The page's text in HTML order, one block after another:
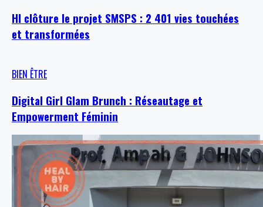
HI clôture le projet SMSPS : 2 401 vies touchées
et transformées
BIEN ÊTRE
Digital Girl Glam Brunch : Réseautage et
Empowerment Féminin